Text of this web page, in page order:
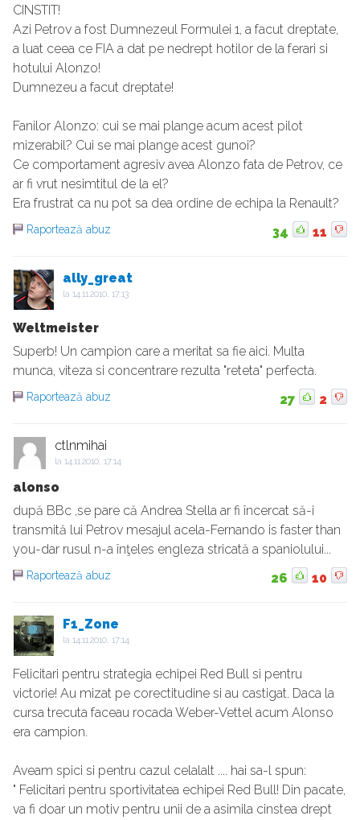
CINSTIT!
Azi Petrov a fost Dumnezeul Formulei 1, a facut dreptate,
a luat ceea ce FIA a dat pe nedrept hotilor de la ferari si
hotului Alonzo!
Dumnezeu a facut dreptate!
Fanilor Alonzo: cui se mai plange acum acest pilot
mizerabil? Cui se mai plange acest gunoi?
Ce comportament agresiv avea Alonzo fata de Petrov, ce
ar fi vrut nesimtitul de la el?
Era frustrat ca nu pot sa dea ordine de echipa la Renault?
Raportează abuz 34 11
ally_great
la 14.11.2010, 17:13
Weltmeister
Superb! Un campion care a meritat sa fie aici. Multa
munca, viteza si concentrare rezulta "reteta" perfecta.
Raportează abuz 27 2
ctlnmihai
la 14.11.2010, 17:14
alonso
după BBc ,se pare că Andrea Stella ar fi încercat să-i
transmită lui Petrov mesajul acela-Fernando is faster than
you-dar rusul n-a înţeles engleza stricată a spaniolului...
Raportează abuz 26 10
F1_Zone
la 14.11.2010, 17:14
Felicitari pentru strategia echipei Red Bull si pentru
victorie! Au mizat pe corectitudine si au castigat. Daca la
cursa trecuta faceau rocada Weber-Vettel acum Alonso
era campion.
Aveam spici si pentru cazul celalalt .... hai sa-l spun:
" Felicitari pentru sportivitatea echipei Red Bull! Din pacate,
va fi doar un motiv pentru unii de a asimila cinstea drept